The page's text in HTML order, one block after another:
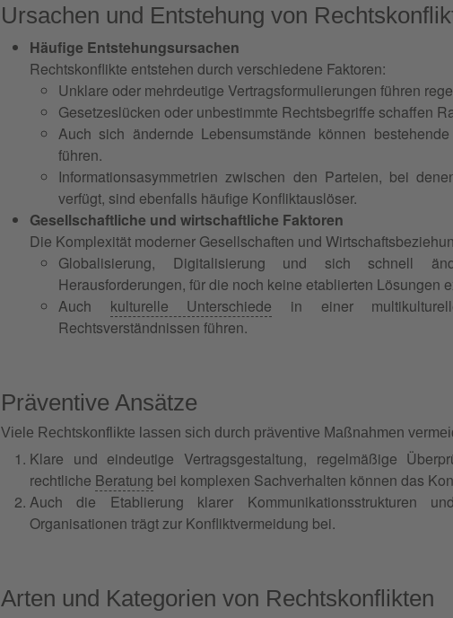
Ursachen und Entstehung von
Häufige Entstehungsursachen
Rechtskonflikte entstehen durch verschiedene Faktoren:
Unklare oder mehrdeutige Vertragsformulierungen führen
Gesetzeslücken oder unbestimmte Rechtsbegriffe schaffen
Auch sich ändernde Lebensumstände können
führen.
Informationsasymmetrien zwischen den Parteien, bei
verfügt, sind ebenfalls häufige Konfliktauslöser.
Gesellschaftliche und wirtschaftliche Faktoren
Die Komplexität moderner Gesellschaften und
Globalisierung, Digitalisierung und sich schnell
Herausforderungen, für die noch keine etablierten Lösungen
Auch kulturelle Unterschiede in einer
Rechtsverständnissen führen.
Präventive Ansätze
Viele Rechtskonflikte lassen sich durch präventive Maßnahmen
Klare und eindeutige Vertragsgestaltung, regelmäßige
rechtliche Beratung bei komplexen Sachverhalten können das
Auch die Etablierung klarer Kommunikationsstrukturen
Organisationen trägt zur Konfliktvermeidung bei.
Arten und Kategorien von Rechtskonflikten